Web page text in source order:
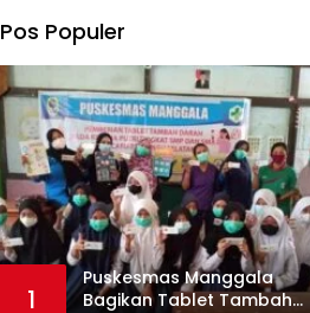
Pos Populer
1
Puskesmas Manggala
Bagikan Tablet Tambah